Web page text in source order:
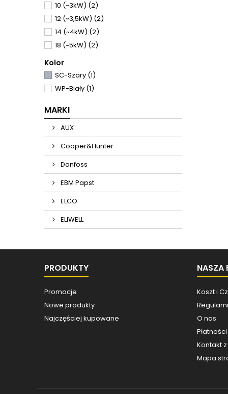
10 (~3kW) (2)
12 (~3,5kW) (2)
14 (~4kW) (2)
18 (~5kW) (2)
Kolor
SC-Szary (1)
WP-Biały (1)
MARKI
AUX
Cooper&Hunter
Danfoss
EBM Papst
ELCO
ELIWELL
PRODUKTY
Promocje
Nowe produkty
Najczęściej kupowane
NASZA
Koszt i
O nas
Płatności
Kontakt
Mapa